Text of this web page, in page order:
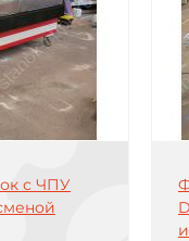
с ЧПУ